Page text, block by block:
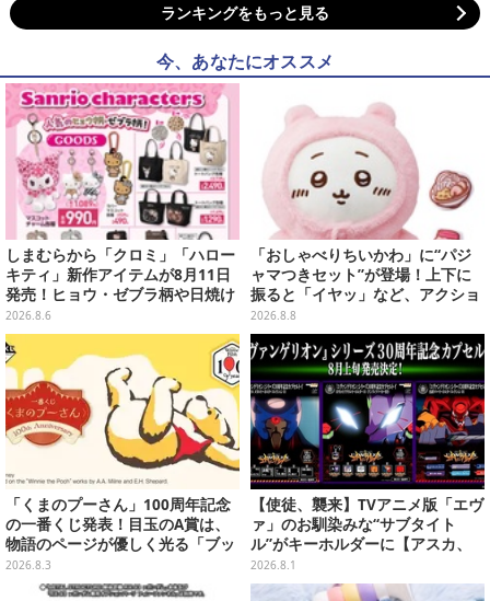
ランキングをもっと見る
今、あなたにオススメ
しまむらから「クロミ」「ハロー
キティ」新作アイテムが8月11日
発売！ヒョウ・ゼブラ柄や日焼け
デザインの可愛い雑貨・アパレル
など多数
2026.8.6
「おしゃべりちいかわ」に“パジ
ャマつきセット”が登場！上下に
振ると「イヤッ」など、アクショ
ンに応じて喋ってくれる
2026.8.8
「くまのプーさん」100周年記念
の一番くじ発表！目玉のA賞は、
物語のページが優しく光る「ブッ
クシェイプドライト」
2026.8.3
【使徒、襲来】TVアニメ版「エヴ
ァ」のお馴染みな“サブタイト
ル”がキーホルダーに【アスカ、
来日】
2026.8.1